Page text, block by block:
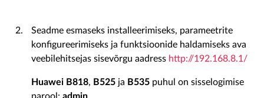
Seadme esmaseks installeerimiseks, parameetrite
konfigureerimiseks ja funktsioonide haldamiseks ava
veebilehitsejas sisevõrgu aadress http://192.168.8.1/
Huawei B818, B525 ja B535 puhul on sisselogimise